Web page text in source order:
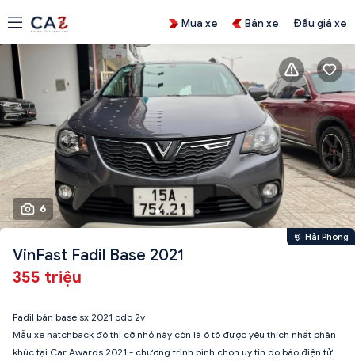
Mua xe Bán xe Đấu giá xe
6
Hải Phòng
VinFast Fadil Base 2021
355 triệu
Fadil bản base sx 2021 odo 2v
Mẫu xe hatchback đô thị cỡ nhỏ này còn là ô tô được yêu thích nhất phân
khúc tại Car Awards 2021 - chương trình bình chọn uy tín do báo điện tử